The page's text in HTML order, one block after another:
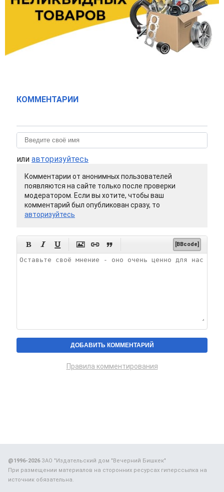
КОММЕНТАРИИ
или авторизуйтесь
Комментарии от анонимных пользователей
появляются на сайте только после проверки
модератором. Если вы хотите, чтобы ваш
комментарий был опубликован сразу, то
авторизуйтесь
      [BBcode]
Правила комментирования
@1996-2026ЗАО "Издательский дом "Вечерний Бишкек"
При размещении материалов на сторонних ресурсах гиперссылка на
источник обязательна.